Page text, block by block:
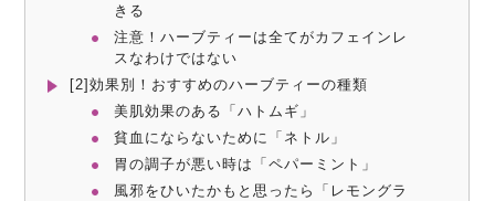
きる
注意！ハーブティーは全てがカフェインレ
スなわけではない
[2]効果別！おすすめのハーブティーの種類
美肌効果のある「ハトムギ」
貧血にならないために「ネトル」
胃の調子が悪い時は「ペパーミント」
風邪をひいたかもと思ったら「レモングラ